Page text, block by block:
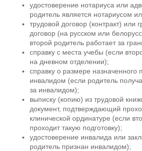
удостоверение нотариуса или
родитель является нотариусом
трудовой договор (контракт) или
договор (на русском или
второй родитель работает за
справку с места учебы (если
на дневном отделении);
справку о размере назначенного
инвалидом (если родитель
за инвалидом);
выписку (копию) из трудовой
документ, подтверждающий
клинической ординатуре (если
проходит такую подготовку);
удостоверение инвалида или
родитель признан инвалидом);